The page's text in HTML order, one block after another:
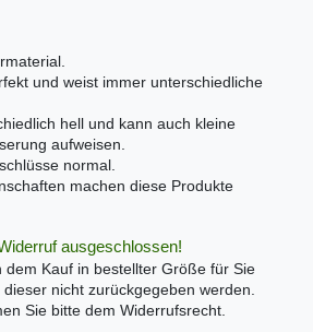
und weist immer unterschiedliche
hell und kann auch kleine
aufweisen.
normal.
machen diese Produkte
ausgeschlossen!
dem Kauf in bestellter Größe für Sie
nicht zurückgegeben werden.
Sie bitte dem Widerrufsrecht.